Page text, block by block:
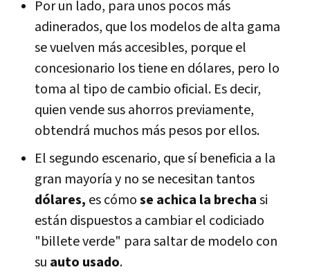
Por un lado, para unos pocos más
adinerados, que los modelos de alta gama
se vuelven más accesibles, porque el
concesionario los tiene en dólares, pero lo
toma al tipo de cambio oficial. Es decir,
quien vende sus ahorros previamente,
obtendrá muchos más pesos por ellos.
El segundo escenario, que sí beneficia a la
gran mayoría y no se necesitan tantos
dólares, es cómose achica la brechasi
están dispuestos a cambiar el codiciado
"billete verde" para saltar de modelo con
su auto usado.